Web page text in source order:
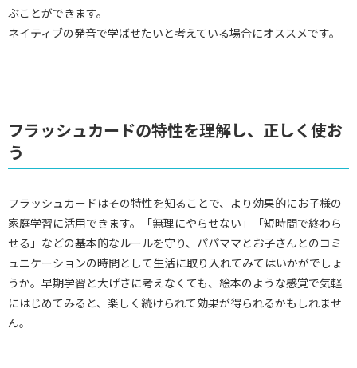
ぶことができます。
ネイティブの発音で学ばせたいと考えている場合にオススメです。
フラッシュカードの特性を理解し、正しく使お
う
フラッシュカードはその特性を知ることで、より効果的にお子様の
家庭学習に活用できます。「無理にやらせない」「短時間で終わら
せる」などの基本的なルールを守り、パパママとお子さんとのコミ
ュニケーションの時間として生活に取り入れてみてはいかがでしょ
うか。早期学習と大げさに考えなくても、絵本のような感覚で気軽
にはじめてみると、楽しく続けられて効果が得られるかもしれませ
ん。